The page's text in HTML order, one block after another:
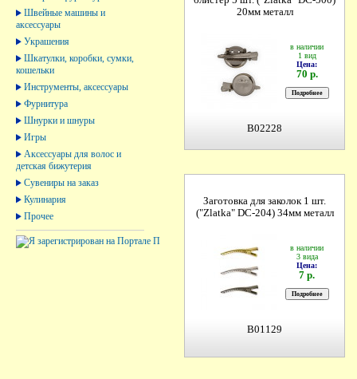
Швейные машины и
аксессуары
Украшения
Шкатулки, коробки, сумки,
кошельки
Инструменты, аксессуары
Фурнитура
Шнурки и шнуры
Игры
Аксессуары для волос и
детская бижутерия
Сувениры на заказ
Кулинария
Прочее
20мм металл
в наличии
1 вид
Цена:
70 р.
B02228
Заготовка для заколок 1 шт.
("Zlatka" DC-204) 34мм металл
в наличии
3 вида
Цена:
7 р.
B01129